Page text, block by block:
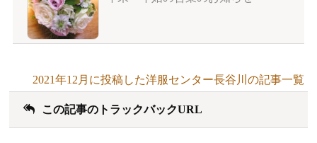
2021年12月に投稿した洋服センター長谷川の記事一覧
この記事のトラックバックURL